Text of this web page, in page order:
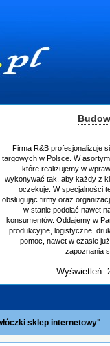
Firma R&B profesjonalizuje
targowych w Polsce. W
które realizujemy w
wykonywać tak, aby każdy z
oczekuje. W specjalności
obsługując firmy oraz
w stanie podołać nawet
konsumentów. Oddajemy w
produkcyjne, logistyczne,
pomoc, nawet w czasie
zapoznania
Wyświetleń:
sklep internetowy"